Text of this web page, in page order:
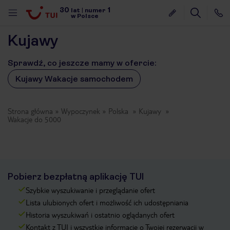
30 lat numer 1
w Polsce
Kujawy
Sprawdź, co jeszcze mamy w ofercie:
Kujawy Wakacje samochodem
Strona główna Wypoczynek Polska
Kujawy
Wakacje do 5000
Pobierz bezpłatną aplikację TUI
Szybkie wyszukiwanie i przeglądanie ofert
Lista ulubionych ofert i możliwość ich udostępniania
Historia wyszukiwań i ostatnio oglądanych ofert
Kontakt z TUI i wszystkie informacje o Twojej rezerwacji w